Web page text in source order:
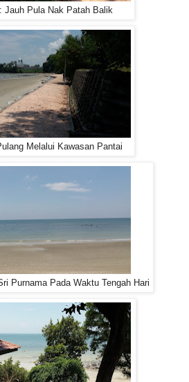
Jauh Pula Nak Patah Balik
Melalui Kawasan Pantai
Purnama Pada Waktu Tengah Hari